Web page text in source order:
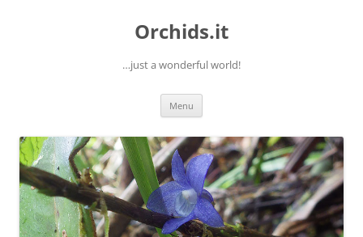
Orchids.it
…just a wonderful world!
Menu